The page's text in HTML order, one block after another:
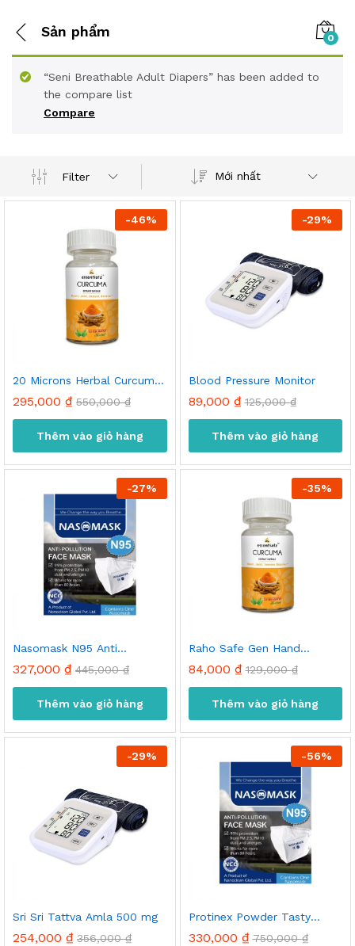
Sản phẩm 0
Compare
“Seni Breathable Adult Diapers” has been added to
the compare list
Filter Mới nhất
-46%
20 Microns Herbal Curcuma
Extract Capsule 30’s
295,000 ₫ 550,000₫
Thêm vào giỏ hàng
-29%
Blood Pressure Monitor
89,000 ₫ 125,000₫
Thêm vào giỏ hàng
-27%
Nasomask N95 Anti
Pollution Face Mask
327,000 ₫ 445,000₫
Thêm vào giỏ hàng
-35%
Raho Safe Gen Hand
Sanitizer 500ml
84,000 ₫ 129,000₫
Thêm vào giỏ hàng
-29%
Sri Sri Tattva Amla 500 mg
254,000 ₫ 356,000₫
-56%
Protinex Powder Tasty
330,000 ₫ 750,000₫